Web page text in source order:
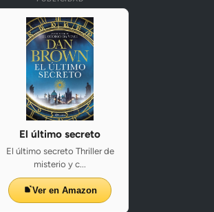
El último secreto
El último secreto Thriller de
misterio y c...
Ver en Amazon